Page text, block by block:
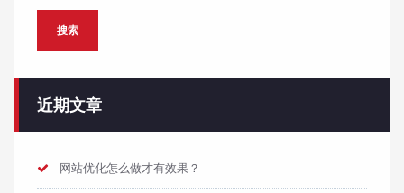
搜索
近期文章
网站优化怎么做才有效果？